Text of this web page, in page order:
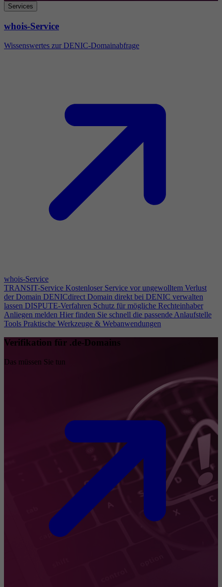
Services
whois-Service
Wissenswertes zur DENIC-Domainabfrage
whois-Service
TRANSIT-Service Kostenloser Service vor ungewolltem Verlust
der Domain DENICdirect Domain direkt bei DENIC verwalten
lassen DISPUTE-Verfahren Schutz für mögliche Rechteinhaber
Anliegen melden Hier finden Sie schnell die passende Anlaufstelle
Tools Praktische Werkzeuge & Webanwendungen
Verifikation für .de-Domains
Das müssen Sie tun